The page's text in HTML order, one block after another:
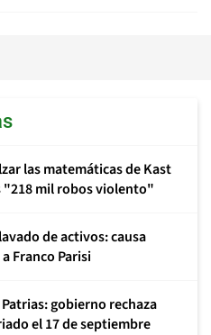
las matemáticas de Kast
mil robos violento"
de activos: causa
Franco Parisi
gobierno rechaza
el 17 de septiembre